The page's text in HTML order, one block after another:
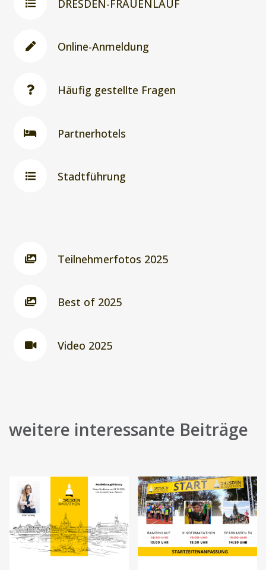
DRESDEN-FRAUENLAUF
Online-Anmeldung
Häufig gestellte Fragen
Partnerhotels
Stadtführung
Teilnehmerfotos 2025
Best of 2025
Video 2025
weitere interessante Beiträge